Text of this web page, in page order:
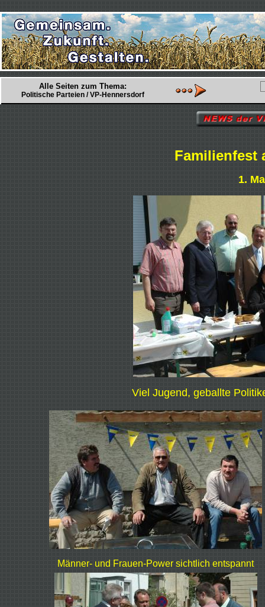
Alle Seiten zum Thema:
Politische Parteien / VP-Hennersdorf
Familienfest
1.
Viel Jugend, geballte
Männer- und Frauen-Power sichtlich entspannt